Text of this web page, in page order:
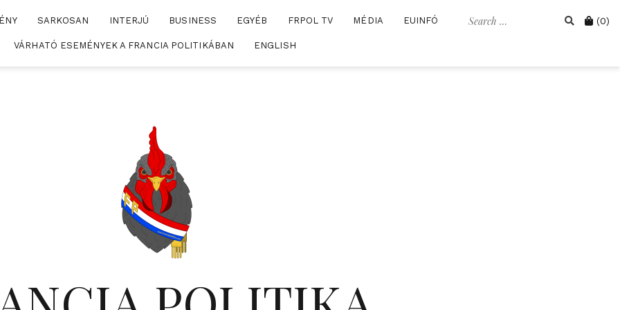
Search Cart
(0)
SARKOSAN INTERJÚ BUSINESS EGYÉB FRPOL TV MÉDIA EUINFÓ
VÁRHATÓ ESEMÉNYEK A FRANCIA POLITIKÁBAN ENGLISH